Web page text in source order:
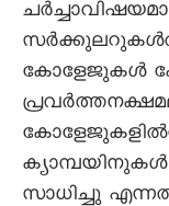
കോളേജുകൾ
സാധിച്ചു